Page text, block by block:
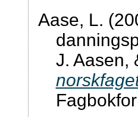
Aase, L.
J. Aasen,